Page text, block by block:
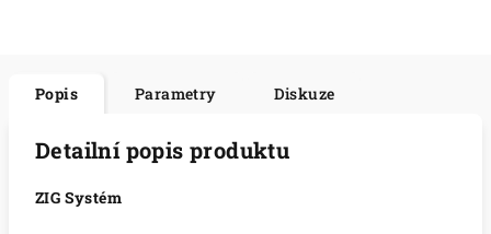
Popis Parametry Diskuze
Detailní popis produktu
ZIG Systém